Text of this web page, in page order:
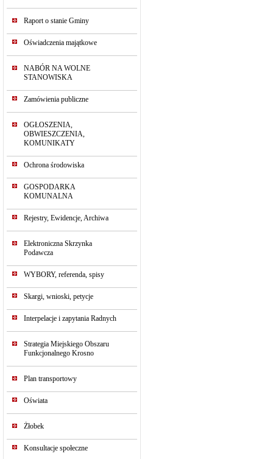
Raport o stanie Gminy
Oświadczenia majątkowe
NABÓR NA WOLNE
STANOWISKA
Zamówienia publiczne
OGŁOSZENIA,
OBWIESZCZENIA,
KOMUNIKATY
Ochrona środowiska
GOSPODARKA
KOMUNALNA
Rejestry, Ewidencje, Archiwa
Elektroniczna Skrzynka
Podawcza
WYBORY, referenda, spisy
Skargi, wnioski, petycje
Interpelacje i zapytania Radnych
Strategia Miejskiego Obszaru
Funkcjonalnego Krosno
Plan transportowy
Oświata
Żłobek
Konsultacje społeczne